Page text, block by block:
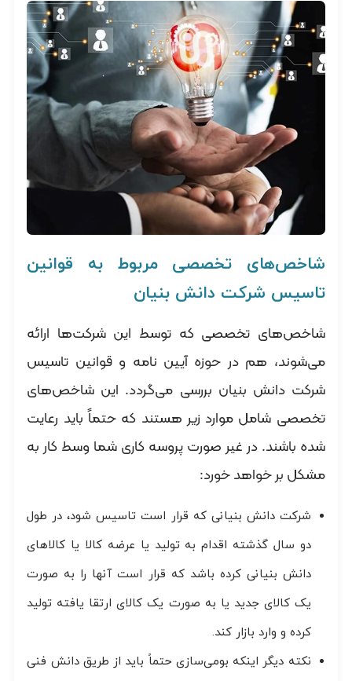
شاخص‌های تخصصی مربوط به قوانین
تاسیس شرکت دانش بنیان
شاخص‌های تخصصی که توسط این شرکت‌ها ارائه
می‌شوند، هم در حوزه آیین نامه و قوانین تاسیس
شرکت دانش بنیان بررسی می‌گردد. این شاخص‌های
تخصصی شامل موارد زیر هستند که حتماً باید رعایت
شده باشند. در غیر صورت پروسه کاری شما وسط کار به
مشکل بر خواهد خورد:
شرکت دانش بنیانی که قرار است تاسیس شود، در طول
دو سال گذشته اقدام به تولید یا عرضه کالا یا کالاهای
دانش بنیانی کرده باشد که قرار است آنها را به صورت
یک کالای جدید یا به صورت یک کالای ارتقا یافته تولید
کرده و وارد بازار کند.
نکته دیگر اینکه بومی‌سازی حتماً باید از طریق دانش فنی